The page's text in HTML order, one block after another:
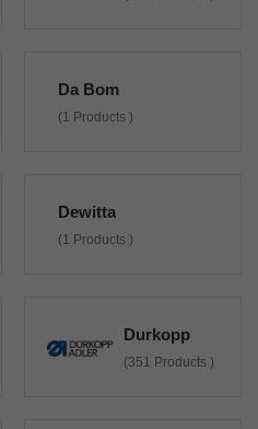
Da Bom
(1 Products )
Dewitta
(1 Products )
Durkopp
(351 Products )